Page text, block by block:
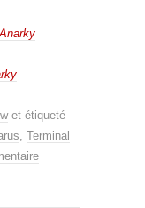
Anarky
et étiqueté
, Terminal